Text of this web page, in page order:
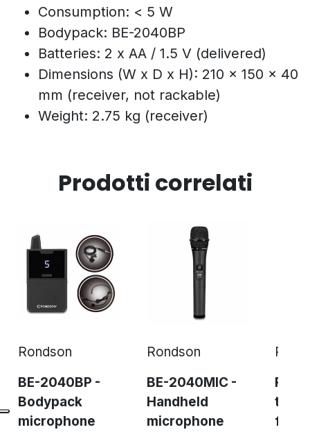
Consumption: < 5 W
Bodypack: BE-2040BP
Batteries: 2 x AA / 1.5 V (delivered)
Dimensions (W x D x H): 210 x 150 x 40
mm (receiver, not rackable)
Weight: 2.75 kg (receiver)
Prodotti correlati
Rondson
BE-2040BP -
Bodypack
microphone
Rondson
BE-2040MIC -
Handheld
microphone
RA-
for